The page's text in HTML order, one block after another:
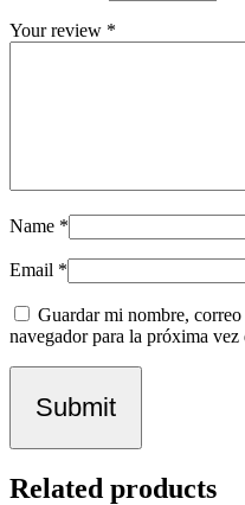
Your review *
Name *
Email *
Guardar mi nombre,
navegador para la próxima
Related products